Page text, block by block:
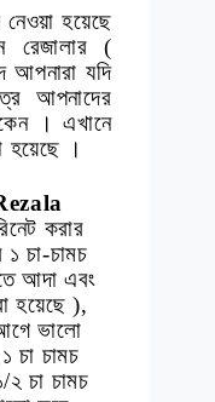
নেওয়া হয়েছে
রেজালার (
যদি
আপনাদের
। এখানে
হয়েছে ।
করার
চা-চামচ
আদা এবং
হয়েছে ),
ভালো
চা চামচ
চা চামচ